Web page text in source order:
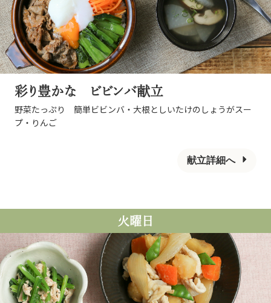
彩り豊かな ビビンバ献立
野菜たっぷり 簡単ビビンバ・大根としいたけのしょうがスー
プ・りんご
献立詳細へ
火曜日